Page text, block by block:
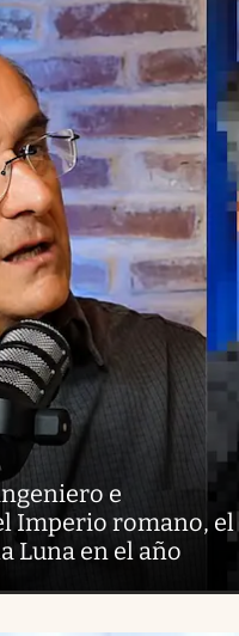
e
Imperio romano, el
Luna en el año